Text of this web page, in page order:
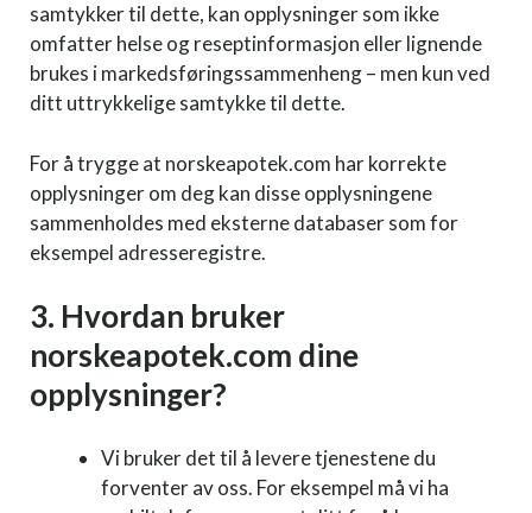
samtykker til dette, kan opplysninger som ikke
omfatter helse og reseptinformasjon eller lignende
brukes i markedsføringssammenheng – men kun ved
ditt uttrykkelige samtykke til dette.
For å trygge at norskeapotek.com har korrekte
opplysninger om deg kan disse opplysningene
sammenholdes med eksterne databaser som for
eksempel adresseregistre.
3. Hvordan bruker
norskeapotek.com dine
opplysninger?
Vi bruker det til å levere tjenestene du
forventer av oss. For eksempel må vi ha